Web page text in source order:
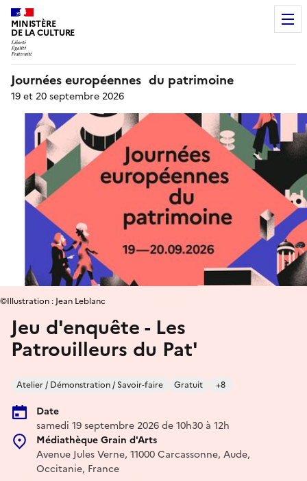
MINISTÈRE
DE LA CULTURE
Journées européennes du patrimoine
19 et 20 septembre 2026
Jeu d'enquête - Les
Patrouilleurs du Pat'
Atelier / Démonstration / Savoir-faire Gratuit +8
Date
samedi 19 septembre 2026 de 10h30 à 12h
Médiathèque Grain d'Arts
Avenue Jules Verne, 11000 Carcassonne, Aude,
Occitanie, France
©Illustration : Jean Leblanc